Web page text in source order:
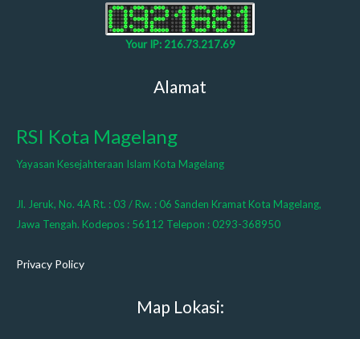
Your IP: 216.73.217.69
Alamat
RSI Kota Magelang
Yayasan Kesejahteraan Islam Kota Magelang
Jl. Jeruk, No. 4A Rt. : 03 / Rw. : 06 Sanden Kramat Kota Magelang,
Jawa Tengah. Kodepos : 56112 Telepon : 0293-368950
Privacy Policy
Map Lokasi: